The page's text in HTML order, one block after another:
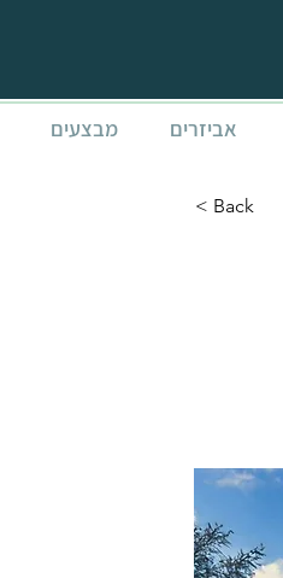
אביזרים מבצעים
< Back